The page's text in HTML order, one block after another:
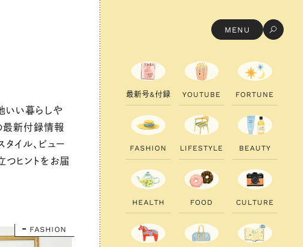
MENU
いい暮らしや
最新付録情報
タイル、ビュー
つヒントをお届
FASHION
最新号&付録 YOUTU B E FORTU N E
FAS H ION LI FESTYLE B EAUTY
H EALTH FOOD CU LTU RE